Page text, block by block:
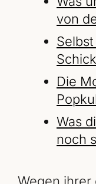
von
Die
Was
noch
Wegen